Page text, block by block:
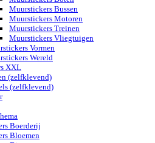
Muurstickers Bussen
Muurstickers Motoren
Muurstickers Treinen
Muurstickers Vliegtuigen
Vormen
Wereld
XXL
(zelfklevend)
(zelfklevend)
Boerderij
Bloemen